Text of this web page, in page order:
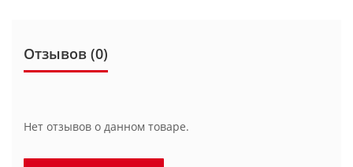
Отзывов (0)
Нет отзывов о данном товаре.